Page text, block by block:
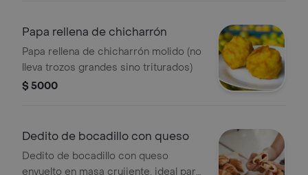
Papa rellena de chicharrón
Papa rellena de chicharrón molido (no
lleva trozos grandes sino triturados)
$ 5000
Dedito de bocadillo con queso
Dedito de bocadillo con queso
envuelto en masa crujiente, ideal para